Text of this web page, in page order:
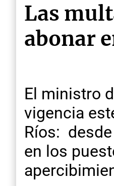
Las
abonar
El ministro
vigencia
Ríos:
en los